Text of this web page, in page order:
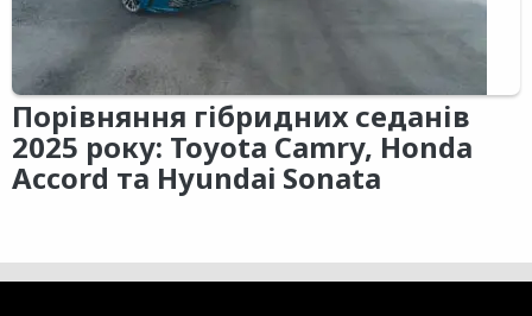
Порівняння гібридних седанів
2025 року: Toyota Camry, Honda
Accord та Hyundai Sonata